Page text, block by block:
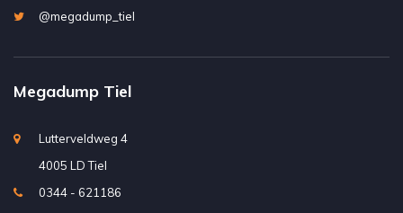
@megadump_tiel
Megadump Tiel
Lutterveldweg 4
4005 LD Tiel
0344 - 621186